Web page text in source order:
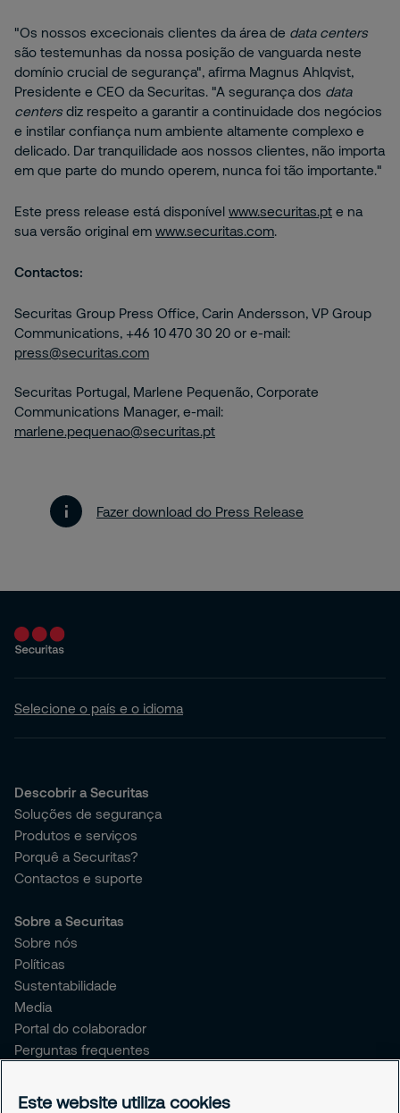
"Os nossos excecionais clientes da área de data centers
são testemunhas da nossa posição de vanguarda neste
domínio crucial de segurança", afirma Magnus Ahlqvist,
Presidente e CEO da Securitas. "A segurança dos data
centers diz respeito a garantir a continuidade dos negócios
e instilar confiança num ambiente altamente complexo e
delicado. Dar tranquilidade aos nossos clientes, não importa
em que parte do mundo operem, nunca foi tão importante."
Este press release está disponível www.securitas.pt e na
sua versão original em www.securitas.com.
Contactos:
Securitas Group Press Office, Carin Andersson, VP Group
Communications, +46 10 470 30 20 or e-mail:
press@securitas.com
Securitas Portugal, Marlene Pequenão, Corporate
Communications Manager, e-mail:
marlene.pequenao@securitas.pt
Fazer download do Press Release
Selecione o país e o idioma
Descobrir a Securitas
Soluções de segurança
Produtos e serviços
Porquê a Securitas?
Contactos e suporte
Sobre a Securitas
Sobre nós
Políticas
Sustentabilidade
Media
Portal do colaborador
Perguntas frequentes
Este website utiliza cookies